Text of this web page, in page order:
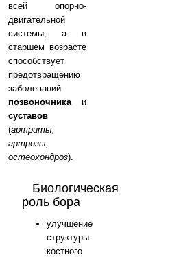
всей опорно-
двигательной
системы, а в
старшем возрасте
способствует
предотвращению
заболеваний
позвоночникаи
суставов
(артриты,
артрозы,
остеохондроз).
Биологическая
роль бора
улучшение
структуры
костного